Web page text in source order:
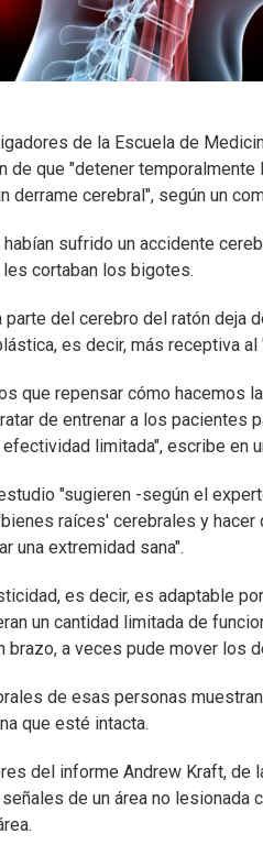
de la Escuela de
de que "detener
derrame cerebral", según un
sufrido un accidente
cortaban los bigotes.
parte del cerebro del ratón deja
es decir, más receptiva
que repensar cómo hacemos
de entrenar a los pacientes
limitada", escribe en
"sugieren -según el
raíces' cerebrales y
una extremidad sana".
es decir, es adaptable
un cantidad limitada de
brazo, a veces pude mover los
de esas personas
que esté intacta.
del informe Andrew Kraft, de
de un área no lesionada